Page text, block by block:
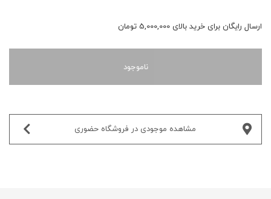
ارسال رایگان برای خرید بالای 5,000,000 تومان
ناموجود
مشاهده موجودی در فروشگاه حضوری‌